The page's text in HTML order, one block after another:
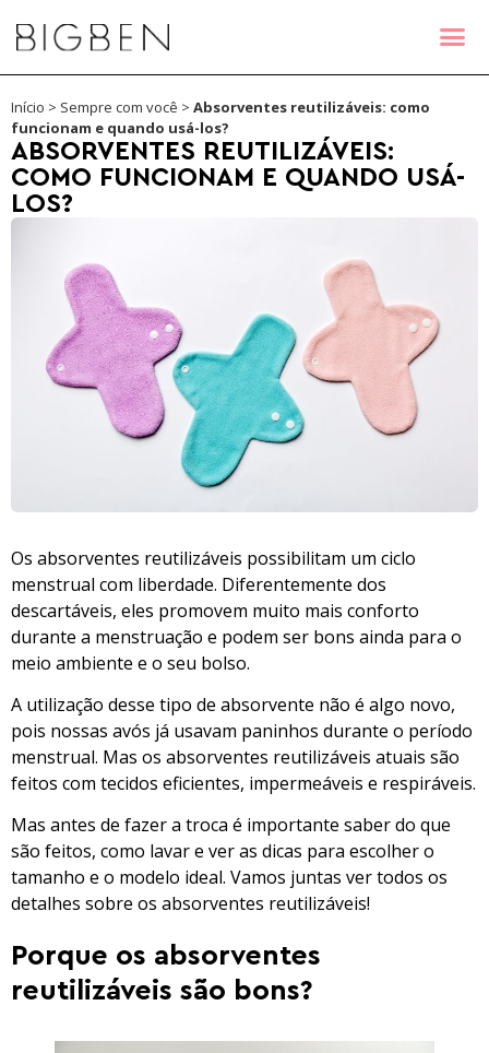
Início > Sempre com você > Absorventes reutilizáveis: como
funcionam e quando usá-los?
ABSORVENTES REUTILIZÁVEIS:
COMO FUNCIONAM E QUANDO USÁ-
LOS?
Os absorventes reutilizáveis possibilitam um ciclo
menstrual com liberdade. Diferentemente dos
descartáveis, eles promovem muito mais conforto
durante a menstruação e podem ser bons ainda para o
meio ambiente e o seu bolso.
A utilização desse tipo de absorvente não é algo novo,
pois nossas avós já usavam paninhos durante o período
menstrual. Mas os absorventes reutilizáveis atuais são
feitos com tecidos eficientes, impermeáveis e respiráveis.
Mas antes de fazer a troca é importante saber do que
são feitos, como lavar e ver as dicas para escolher o
tamanho e o modelo ideal. Vamos juntas ver todos os
detalhes sobre os absorventes reutilizáveis!
Porque os absorventes
reutilizáveis são bons?